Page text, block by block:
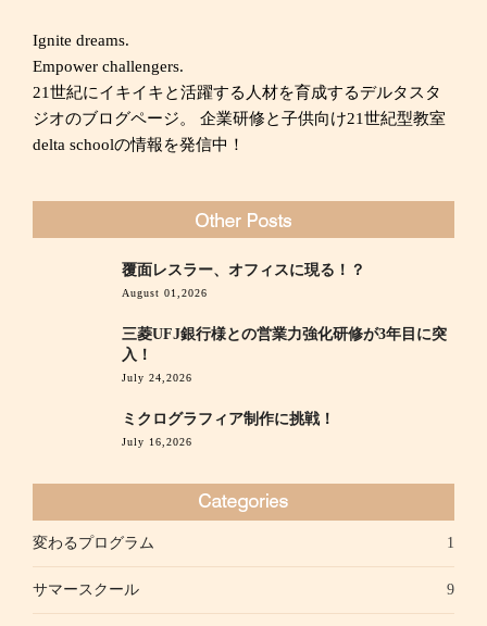
Ignite dreams.
Empower challengers.
21世紀にイキイキと活躍する人材を育成するデルタスタ
ジオのブログページ。 企業研修と子供向け21世紀型教室
delta schoolの情報を発信中！
覆面レスラー、オフィスに現る！？
August 01,2026
三菱UFJ銀行様との営業力強化研修が3年目に突
入！
July 24,2026
ミクログラフィア制作に挑戦！
July 16,2026
変わるプログラム 1
サマースクール 9